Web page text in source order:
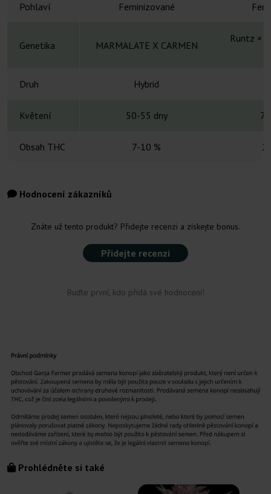
Pohlaví Feminizované
Genetika MARMALATE X CARMEN
Runtz ×
Druh Hybrid
Květení 50-55 dny 7-
Obsah THC 7-10 %
Hodnocení zákazníků
Znáte už tento produkt? Přidejte recenzi a získejte bonus.
Přidejte recenzi
Buďte první, kdo přidá své hodnocení!
Prohlédněte si také